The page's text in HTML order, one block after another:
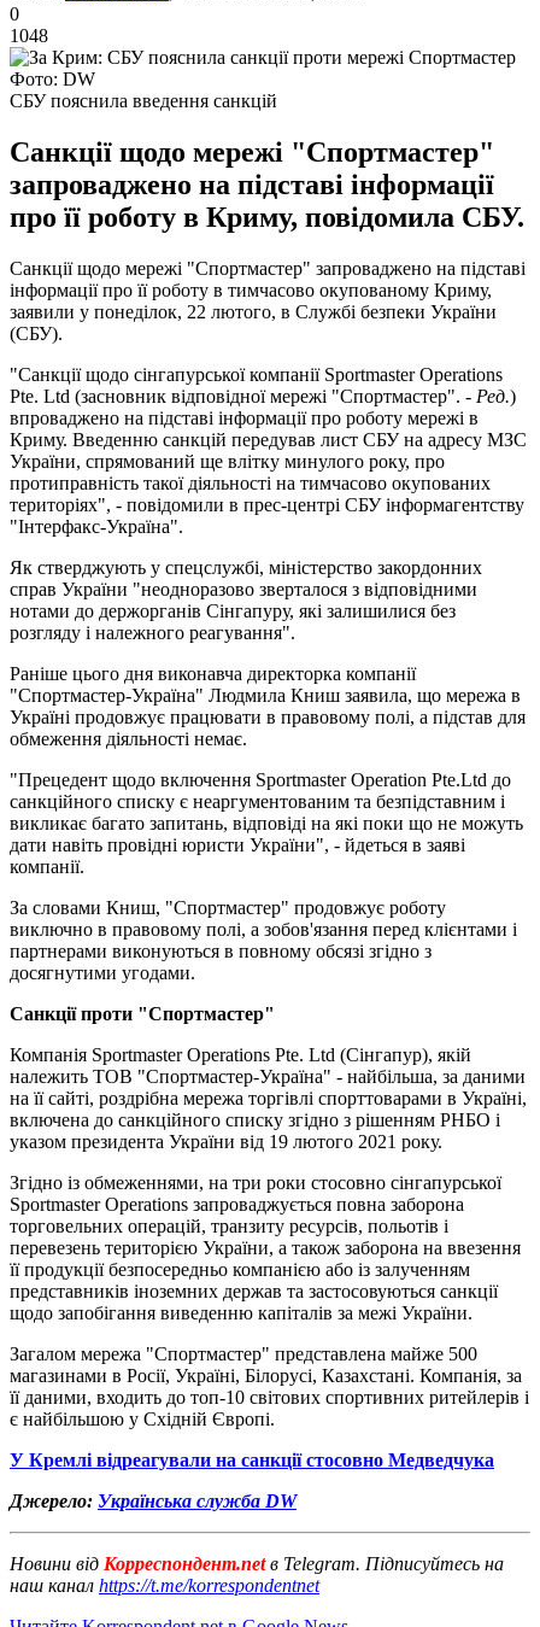
0
1048
Фото: DW
СБУ пояснила введення санкцій
Санкції щодо мережі "Спортмастер"
запроваджено на підставі інформації
про її роботу в Криму, повідомила СБУ.
Санкції щодо мережі "Спортмастер" запроваджено на підставі
інформації про її роботу в тимчасово окупованому Криму,
заявили у понеділок, 22 лютого, в Службі безпеки України
(СБУ).
"Санкції щодо сінгапурської компанії Sportmaster Operations
Pte. Ltd (засновник відповідної мережі "Спортмастер". - Ред.)
впроваджено на підставі інформації про роботу мережі в
Криму. Введенню санкцій передував лист СБУ на адресу МЗС
України, спрямований ще влітку минулого року, про
протиправність такої діяльності на тимчасово окупованих
територіях", - повідомили в прес-центрі СБУ інформагентству
"Інтерфакс-Україна".
Як стверджують у спецслужбі, міністерство закордонних
справ України "неодноразово зверталося з відповідними
нотами до держорганів Сінгапуру, які залишилися без
розгляду і належного реагування".
Раніше цього дня виконавча директорка компанії
"Спортмастер-Україна" Людмила Книш заявила, що мережа в
Україні продовжує працювати в правовому полі, а підстав для
обмеження діяльності немає.
"Прецедент щодо включення Sportmaster Operation Pte.Ltd до
санкційного списку є неаргументованим та безпідставним і
викликає багато запитань, відповіді на які поки що не можуть
дати навіть провідні юристи України", - йдеться в заяві
компанії.
За словами Книш, "Спортмастер" продовжує роботу
виключно в правовому полі, а зобов'язання перед клієнтами і
партнерами виконуються в повному обсязі згідно з
досягнутими угодами.
Санкції проти "Спортмастер"
Компанія Sportmaster Operations Pte. Ltd (Сінгапур), якій
належить ТОВ "Спортмастер-Україна" - найбільша, за даними
на її сайті, роздрібна мережа торгівлі спорттоварами в Україні,
включена до санкційного списку згідно з рішенням РНБО і
указом президента України від 19 лютого 2021 року.
Згідно із обмеженнями, на три роки стосовно сінгапурської
Sportmaster Operations запроваджується повна заборона
торговельних операцій, транзиту ресурсів, польотів і
перевезень територією України, а також заборона на ввезення
її продукції безпосередньо компанією або із залученням
представників іноземних держав та застосовуються санкції
щодо запобігання виведенню капіталів за межі України.
Загалом мережа "Спортмастер" представлена майже 500
магазинами в Росії, Україні, Білорусі, Казахстані. Компанія, за
її даними, входить до топ-10 світових спортивних ритейлерів і
є найбільшою у Східній Європі.
У Кремлі відреагували на санкції стосовно Медведчука
Джерело: Українська служба DW
Новини від Корреспондент.netв Telegram. Підписуйтесь на
наш канал https://t.me/korrespondentnet